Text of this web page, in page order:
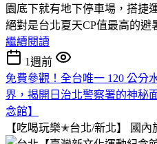
園底下就有地下停車場，搭捷
絕對是台北夏天CP值最高的避
繼續閱讀
1週前
免費參觀！全台唯一 120 公分
界，揭開日治北警察署的神秘
念館】
【吃喝玩樂✭台北/新北】
國內